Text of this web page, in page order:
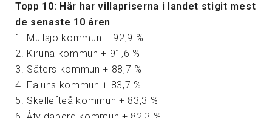
Topp 10: Här har villapriserna i landet stigit mest
de senaste 10 åren
1. Mullsjö kommun + 92,9 %
2. Kiruna kommun + 91,6 %
3. Säters kommun + 88,7 %
4. Faluns kommun + 83,7 %
5. Skellefteå kommun + 83,3 %